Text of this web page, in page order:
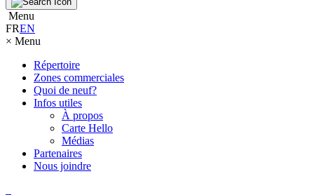
Menu
FREN
× Menu
Répertoire
Zones commerciales
Quoi de neuf?
Infos utiles
À propos
Carte Hello
Médias
Partenaires
Nous joindre